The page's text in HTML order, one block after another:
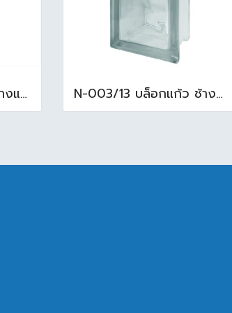
N-021/13 บล็อกแก้ว ช้างแก้ว WOW แก้วประดับฟ้า ( 24X11.5X8cm ) N-003/13 บล็อกแก้ว ช้างแก้ว WOW พริ้วแก้ว ( 24x11.5x8cm )